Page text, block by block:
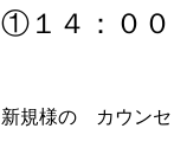
①１４：００
新規様の カウンセ